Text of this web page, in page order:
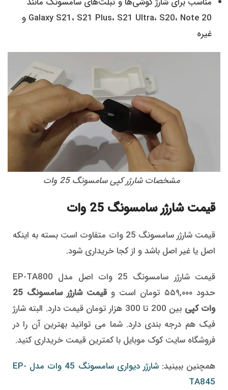
Galaxy S21، S21 Plus، S21 Ultra، S20، Note 20 و
غیره
مشخصات شارژر کپی سامسونگ 25 وات
قیمت شارژر سامسونگ 25 وات
قیمت شارژر سامسونگ 25 وات متفاوت است بسته به اینکه
اصل یا غیر اصل باشد و از کجا خریداری شود.
قیمت شارژر سامسونگ 25 وات اصل مدل EP-TA800
حدود ۵۵۹,۰۰۰ تومان است و
قیمت شارژر سامسونگ 25
وات کپی
بین 200 تا 300 هزار تومان قیمت دارد. البته شارژ
فیک هم درجه بندی دارد. شما می توانید بهترین آن را در
فروشگاه سایت کوک موبایل با کمترین قیمت خریداری کنید.
همچنین ببینید:
شارژر دیواری سامسونگ 45 وات مدل EP-
TA845